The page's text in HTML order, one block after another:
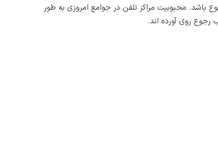
باشد. محبوبیت مراکز تلفن در جوامع امروزی به طور
رجوع روی آورده اند.